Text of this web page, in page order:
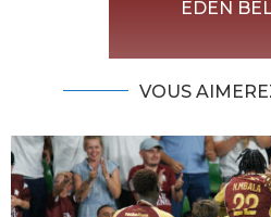
EDEN
VOUS